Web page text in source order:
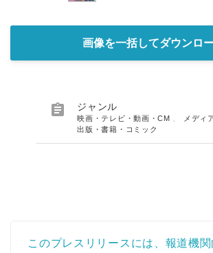
画像を一括してダウンロ
 ジャンル
映画・テレビ・動画・CM メディ
出版・書籍・コミック
このプレスリリースには、報道機